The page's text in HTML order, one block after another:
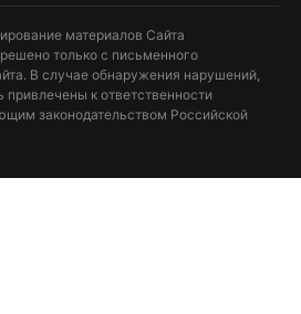
материалов Сайта
только с письменного
В случае обнаружения нарушений,
к ответственности
законодательством Российской